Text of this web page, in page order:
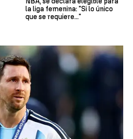
la liga femenina: "Si lo único
que se requiere..."